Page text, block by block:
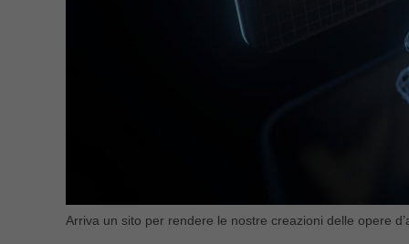
Arriva un sito per rendere le nostre creazioni delle opere